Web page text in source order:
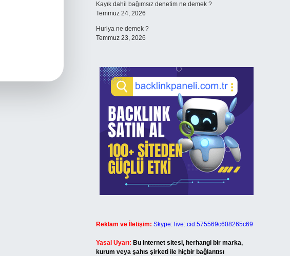
Kayık dahil bağımsız denetim ne demek ?
Temmuz 24, 2026
Huriya ne demek ?
Temmuz 23, 2026
Reklam ve İletişim: Skype: live:.cid.575569c608265c69
Yasal Uyarı: Bu internet sitesi, herhangi bir marka,
kurum veya şahıs şirketi ile hiçbir bağlantısı